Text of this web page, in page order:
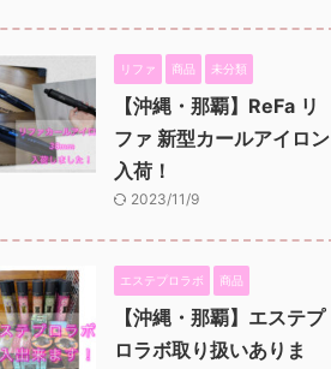
リファ 商品 未分類
【沖縄・那覇】ReFa リ
ファ 新型カールアイロン
入荷！
2023/11/9
エステプロラボ 商品
【沖縄・那覇】エステプ
ロラボ取り扱いありま